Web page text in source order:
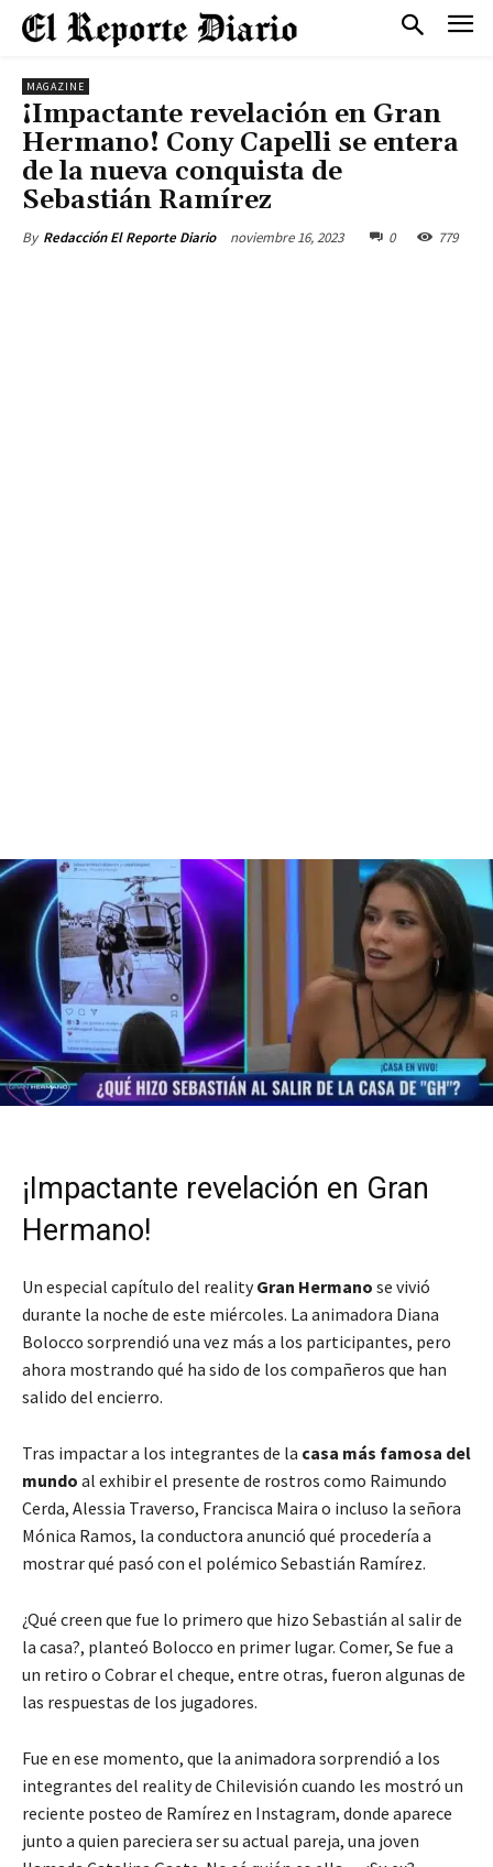
MAGAZINE
¡Impactante revelación en Gran
Hermano! Cony Capelli se entera
de la nueva conquista de
Sebastián Ramírez
By Redacción El Reporte Diario noviembre 16, 2023 0 779
¡Impactante revelación en Gran
Hermano!
Un especial capítulo del realityGran Hermano se vivió
durante la noche de este miércoles. La animadora Diana
Bolocco sorprendió una vez más a los participantes, pero
ahora mostrando qué ha sido de los compañeros que han
salido del encierro.
Tras impactar a los integrantes de la casa más famosa del
mundo al exhibir el presente de rostros como Raimundo
Cerda, Alessia Traverso, Francisca Maira o incluso la señora
Mónica Ramos, la conductora anunció qué procedería a
mostrar qué pasó con el polémico Sebastián Ramírez.
¿Qué creen que fue lo primero que hizo Sebastián al salir de
la casa?, planteó Bolocco en primer lugar. Comer, Se fue a
un retiro o Cobrar el cheque, entre otras, fueron algunas de
las respuestas de los jugadores.
Fue en ese momento, que la animadora sorprendió a los
integrantes del reality de Chilevisión cuando les mostró un
reciente posteo de Ramírez en Instagram, donde aparece
junto a quien pareciera ser su actual pareja, una joven